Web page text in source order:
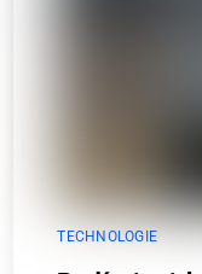
TECHNOLOGIE